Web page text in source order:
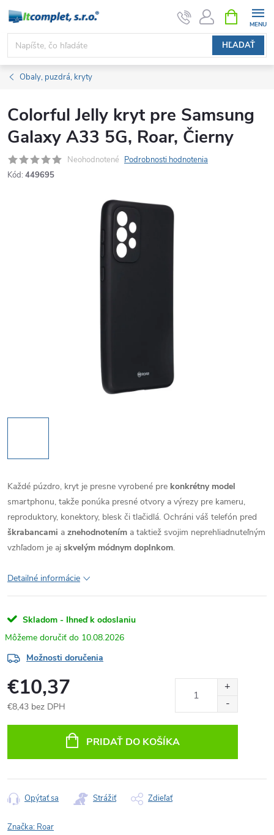
Prejsť
obsah
HĽADAŤ
KOŠÍK
Obaly, puzdrá, kryty
Colorful Jelly kryt pre Samsung
Galaxy A33 5G, Roar, Čierny
Neohodnotené Podrobnosti hodnotenia
Kód: 449695
Každé púzdro, kryt je presne vyrobené pre konkrétny model
smartphonu, takže ponúka presné otvory a výrezy pre kameru,
reproduktory, konektory, blesk či tlačidlá. Ochráni váš telefón pred
škrabancami a znehodnotením a taktiež svojim neprehliadnuteľným
vzhľadom je aj skvelým módnym doplnkom.
Detailné informácie
Skladom - Ihneď k odoslaniu
10.08.2026
Možnosti doručenia
€10,37
€8,43 bez DPH
PRIDAŤ DO KOŠÍKA
Opýtať sa Strážiť Zdieľať
Značka: Roar